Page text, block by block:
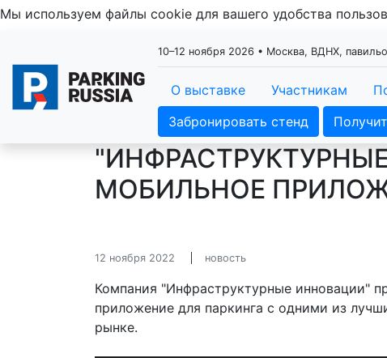
Мы используем файлы cookie для вашего удобства
10–12 ноября 2026 • Москва, ВДНХ,
О выставке Участникам
Забронировать стенд
МОБИЛЬНОЕ
12 ноября 2022 новость
Компания "Инфраструктурные инновации"
приложение для паркинга с одними из
рынке.